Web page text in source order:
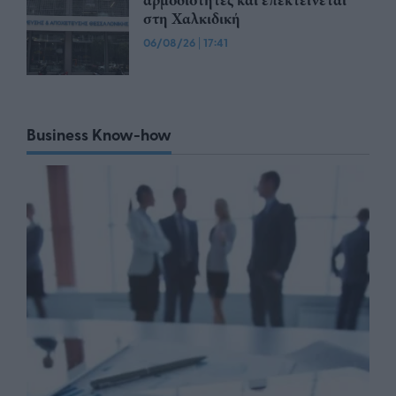
στη Χαλκιδική
06/08/26 | 17:41
Business Know-how